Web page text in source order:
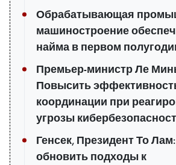
Обрабатывающая
машиностроение
найма в первом
Премьер-министр Ле
Повысить
координации при
угрозы
Генсек, Президент То
обновить подходы к